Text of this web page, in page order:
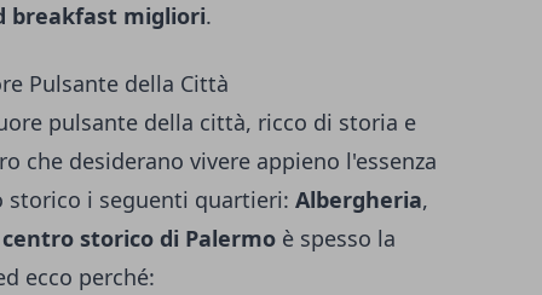
breakfast migliori.
Pulsante della Città
pulsante della città, ricco di storia e
che desiderano vivere appieno l'essenza
storico i seguenti quartieri: Albergheria,
centro storico di Palermo è spesso la
ecco perché: